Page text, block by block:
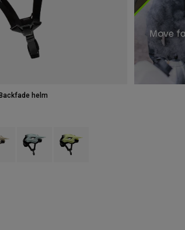
helm
of Brons.
swatch type of Crème.
Product swatch type of Donkerblauw.
Product swatch type of Limoengroen.